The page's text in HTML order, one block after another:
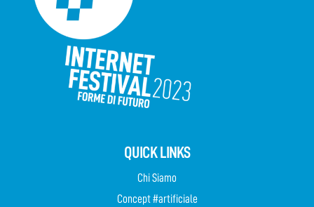
QUICK LINKS
Chi Siamo
Concept #artificiale